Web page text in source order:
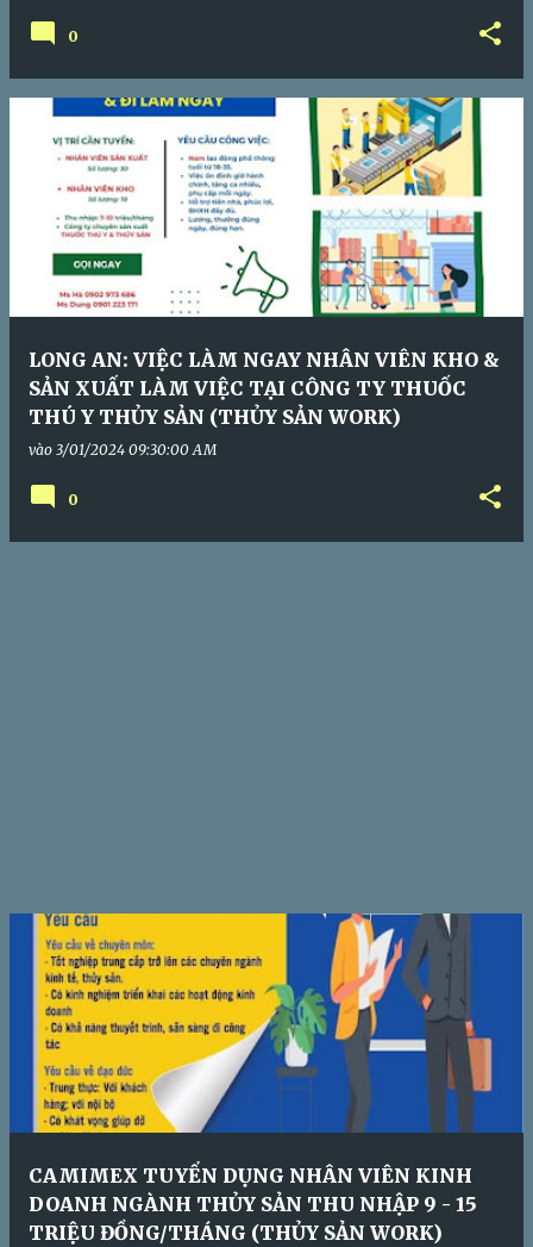
0
LONG AN: VIỆC LÀM NGAY NHÂN VIÊN KHO &
SẢN XUẤT LÀM VIỆC TẠI CÔNG TY THUỐC
THÚ Y THỦY SẢN (THỦY SẢN WORK)
vào 3/01/2024 09:30:00 AM
0
CAMIMEX TUYỂN DỤNG NHÂN VIÊN KINH
DOANH NGÀNH THỦY SẢN THU NHẬP 9 - 15
TRIỆU ĐỒNG/THÁNG (THỦY SẢN WORK)